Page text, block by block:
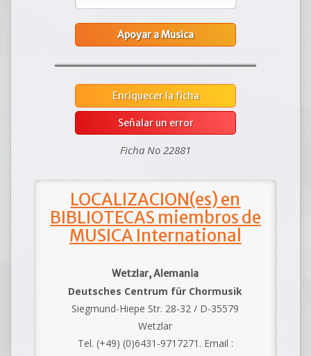
Apoyar a Musica
Enriquecer la ficha
Señalar un error
Ficha No 22881
LOCALIZACION(es) en
BIBLIOTECAS miembros de
MUSICA International
Wetzlar, Alemania
Deutsches Centrum für Chormusik
Siegmund-Hiepe Str. 28-32 / D-35579
Wetzlar
Tel. (+49) (0)6431-9717271. Email :